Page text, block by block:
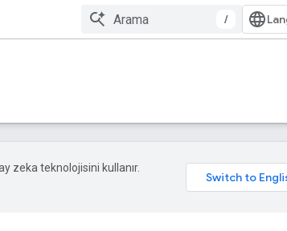
/
zeka teknolojisini kullanır.